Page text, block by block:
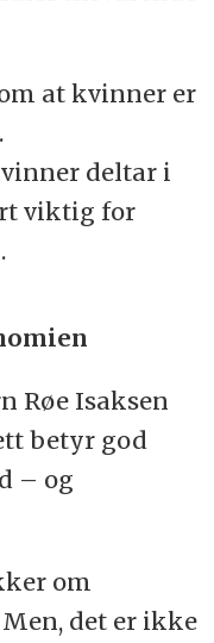
at kvinner er
deltar i
viktig for
Røe Isaksen
betyr god
– og
om
det er ikke